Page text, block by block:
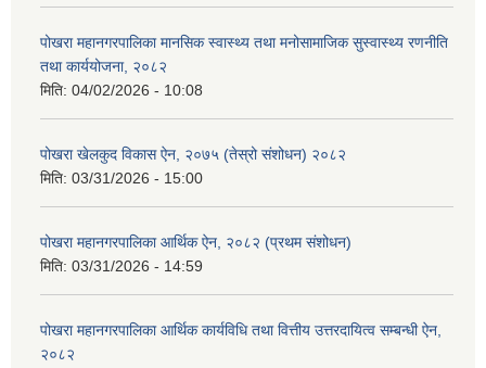
पोखरा महानगरपालिका मानसिक स्वास्थ्य तथा मनोसामाजिक सुस्वास्थ्य रणनीति
तथा कार्ययोजना, २०८२
मिति: 04/02/2026 - 10:08
पोखरा खेलकुद विकास ऐन, २०७५ (तेस्रो संशोधन) २०८२
मिति: 03/31/2026 - 15:00
पोखरा महानगरपालिका आर्थिक ऐन, २०८२ (प्रथम संशोधन)
मिति: 03/31/2026 - 14:59
पोखरा महानगरपालिका आर्थिक कार्यविधि तथा वित्तीय उत्तरदायित्व सम्बन्धी ऐन,
२०८२